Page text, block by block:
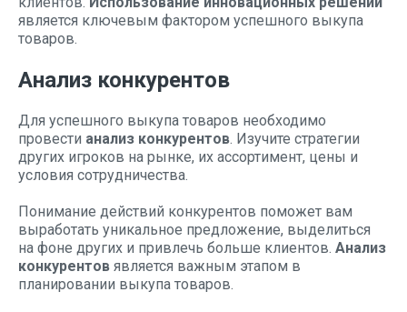
является ключевым фактором успешного выкупа
товаров.
Анализ конкурентов
Для успешного выкупа товаров необходимо
провести анализ конкурентов. Изучите стратегии
других игроков на рынке, их ассортимент, цены и
условия сотрудничества.
Понимание действий конкурентов поможет вам
выработать уникальное предложение, выделиться
на фоне других и привлечь больше клиентов. Анализ
конкурентов является важным этапом в
планировании выкупа товаров.